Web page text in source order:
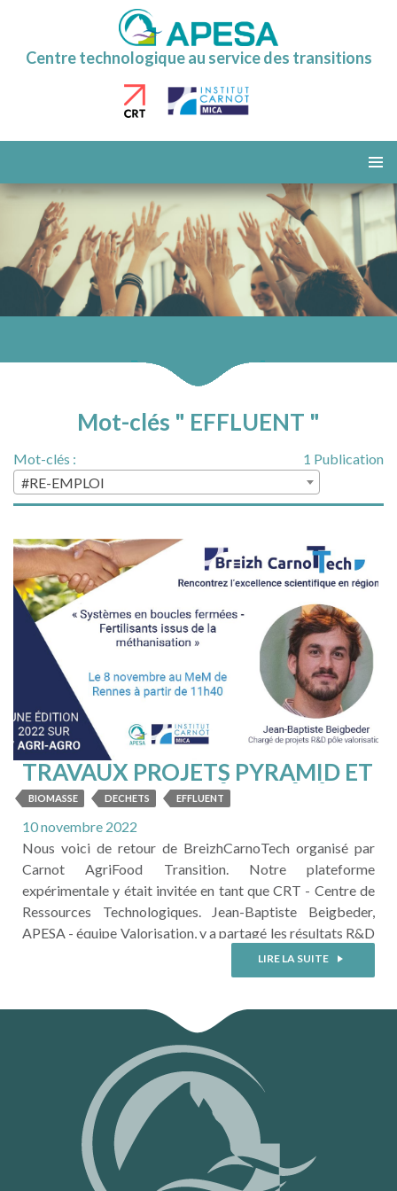
Centre technologique au service des transitions
MENU
AU
CONTENU
Mot-clés " EFFLUENT "
1 Publication
Mot-clés :
#RE-EMPLOI
TRAVAUX PROJETS PYRAMID ET
PHOTOINNOV PRÉSENTÉS À
BREIZ CARNOT TECH
BIOMASSE DECHETS EFFLUENT
10 novembre 2022
Nous voici de retour de BreizhCarnoTech organisé par
Carnot AgriFood Transition. Notre plateforme
expérimentale y était invitée en tant que CRT - Centre de
Ressources Technologiques. Jean-Baptiste Beigbeder,
APESA - équipe Valorisation, y a partagé les résultats R&D
des projets Institut Carnot MICA : PYRAMID et
PhotoInnov. • Travaux d'avancement du projet
RITTMO) Ce projet porte sur les synergies entre ...
LIRE LA SUITE
LIRE LA SUITE